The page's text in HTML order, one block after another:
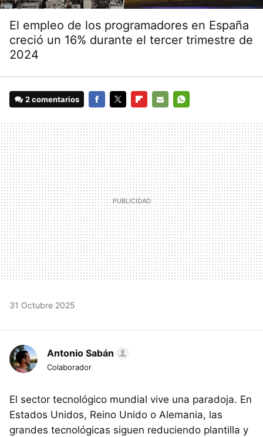
El empleo de los programadores en España
creció un 16% durante el tercer trimestre de
2024
2 comentarios
MAIL
31 Octubre 2025
Antonio Sabán
Colaborador
El sector tecnológico mundial vive una paradoja. En
Estados Unidos, Reino Unido o Alemania, las
grandes tecnológicas siguen reduciendo plantilla y